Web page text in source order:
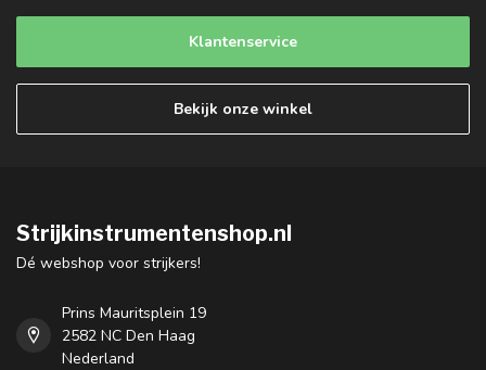
Klantenservice
Bekijk onze winkel
Strijkinstrumentenshop.nl
Dé webshop voor strijkers!
Prins Mauritsplein 19
2582 NC Den Haag
Nederland